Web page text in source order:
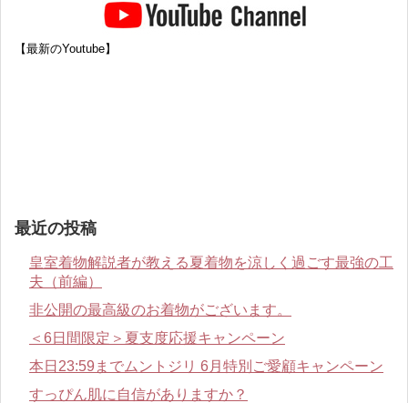
【最新のYoutube】
最近の投稿
皇室着物解説者が教える夏着物を涼しく過ごす最強の工
夫（前編）
非公開の最高級のお着物がございます。
＜6日間限定＞夏支度応援キャンペーン
本日23:59までムントジリ 6月特別ご愛顧キャンペーン
すっぴん肌に自信がありますか？